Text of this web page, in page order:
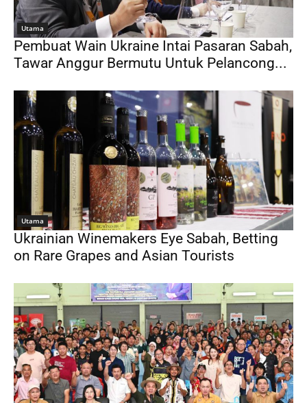
Utama
Pembuat Wain Ukraine Intai Pasaran Sabah,
Tawar Anggur Bermutu Untuk Pelancong...
Utama
Ukrainian Winemakers Eye Sabah, Betting
on Rare Grapes and Asian Tourists